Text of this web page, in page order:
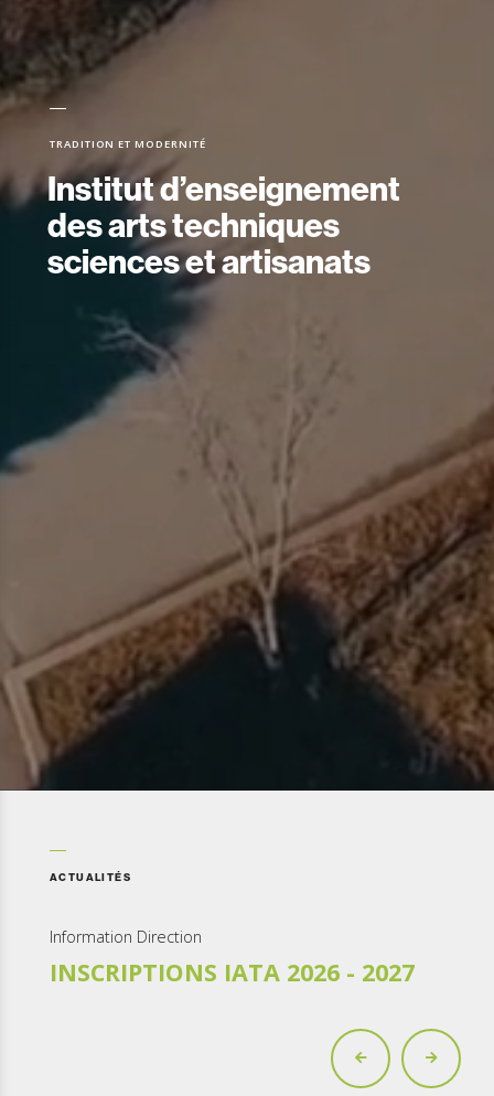
TRADITION ET MODERNITÉ
Institut d’enseignement
des arts techniques
sciences et artisanats
ACTUALITÉS
Information Direction
INSCRIPTIONS IATA 2026 - 2027